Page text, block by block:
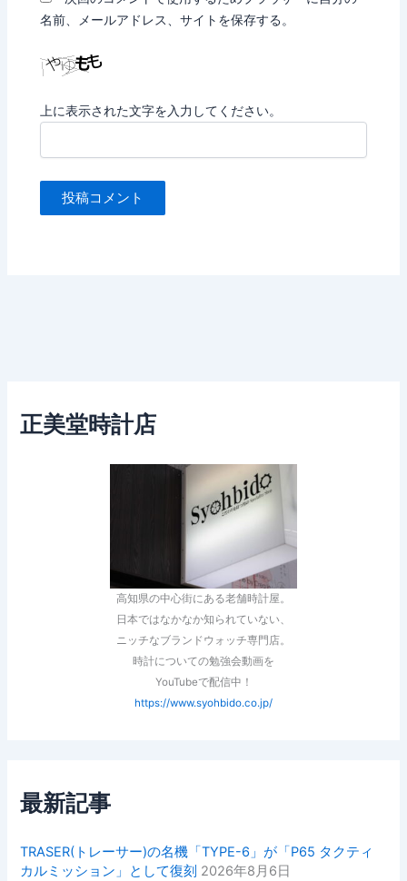
名前、メールアドレス、サイトを保存する。
上に表示された文字を入力してください。
正美堂時計店
高知県の中心街にある老舗時計屋。
日本ではなかなか知られていない、
ニッチなブランドウォッチ専門店。
時計についての勉強会動画を
YouTubeで配信中！
https://www.syohbido.co.jp/
最新記事
TRASER(トレーサー)の名機「TYPE-6」が「P65 タクティ
カルミッション」として復刻 2026年8月6日